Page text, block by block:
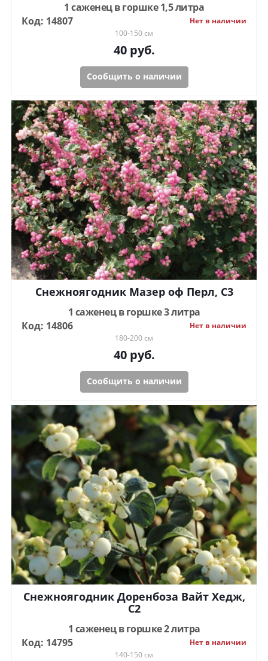
1 саженец в горшке 1,5 литра
Код: 14807
Нет в наличии
100-150 см
40руб.
Сообщить о наличии
Снежноягодник Мазер оф Перл, С3
1 саженец в горшке 3 литра
Код: 14806
Нет в наличии
180-200 см
40руб.
Сообщить о наличии
Снежноягодник Доренбоза Вайт Хедж,
С2
1 саженец в горшке 2 литра
Код: 14795
Нет в наличии
140-150 см